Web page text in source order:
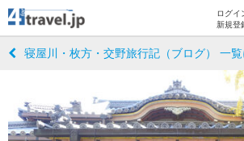
ログイ
新規登
寝屋川・枚方・交野旅行記（ブログ） 一